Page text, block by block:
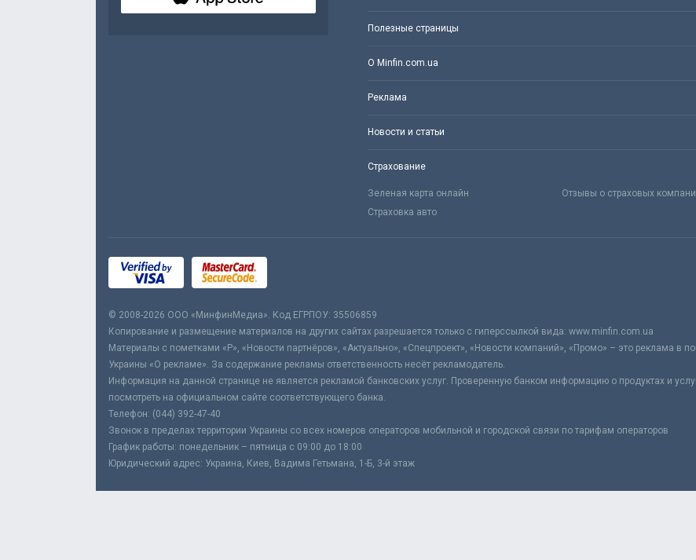
Полезные страницы
О Minfin.com.ua
Реклама
Новости и статьи
Страхование
Зеленая карта онлайн Отзывы о страховых
Страховка авто
© 2008-2026 ООО «МинфинМедиа». Код ЕГРПОУ: 35506859
Копирование и размещение материалов на других сайтах разрешается только с гиперссылкой вида: www.minfin.com.ua
Материалы с пометками «Р», «Новости партнёров», «Актуально», «Спецпроект», «Новости компаний», «Промо» – это реклама в
Украины «О рекламе». За содержание рекламы ответственность несёт рекламодатель.
Информация на данной странице не является рекламой банковских услуг. Проверенную банком информацию о продуктах и
посмотреть на официальном сайте соответствующего банка.
Телефон: (044) 392-47-40
Звонок в пределах территории Украины со всех номеров операторов мобильной и городской связи по тарифам операторов
График работы: понедельник – пятница с 09:00 до 18:00
Юридический адрес: Украина, Киев, Вадима Гетьмана, 1-Б, 3-й этаж